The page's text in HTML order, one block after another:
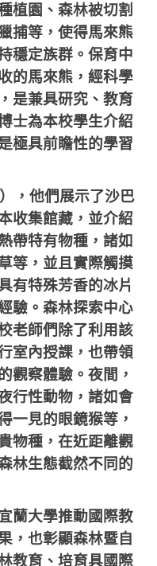
植園、森林被切割
捕等，使得馬來熊
穩定族群。保育中
的馬來熊，經科學
是兼具研究、教育
士為本校學生介紹
極具前瞻性的學習
，他們展示了沙巴
收集館藏，並介紹
帶特有物種，諸如
等，並且實際觸摸
有特殊芳香的冰片
驗。森林探索中心
老師們除了利用該
室內授課，也帶領
觀察體驗。夜間，
行性動物，諸如會
一見的眼鏡猴等，
物種，在近距離觀
林生態截然不同的
蘭大學推動國際教
，也彰顯森林暨自
教育、培育具國際